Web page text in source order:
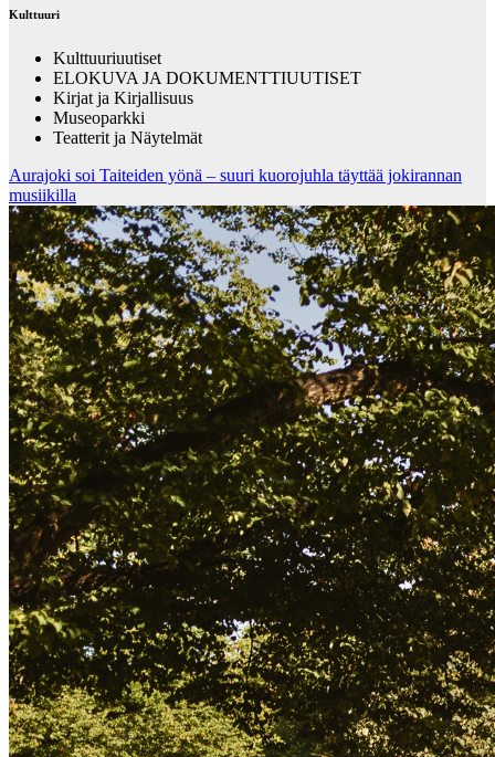
Kulttuuri
Kulttuuriuutiset
ELOKUVA JA DOKUMENTTIUUTISET
Kirjat ja Kirjallisuus
Museoparkki
Teatterit ja Näytelmät
Aurajoki soi Taiteiden yönä – suuri kuorojuhla täyttää jokirannan
musiikilla